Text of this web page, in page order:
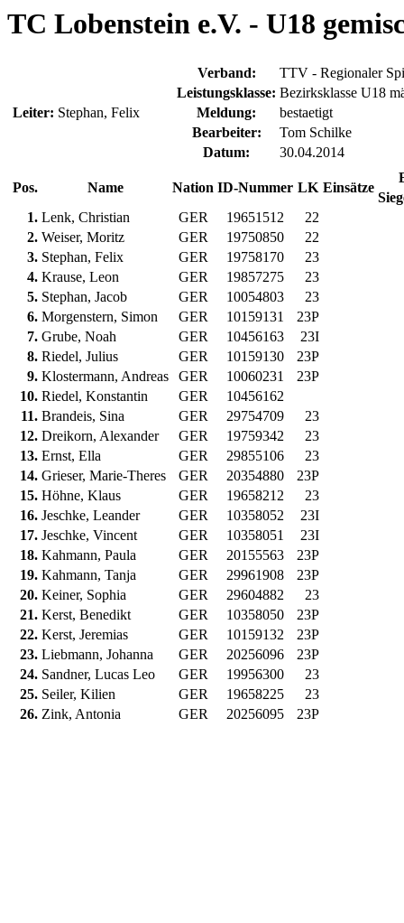
TC Lobenstein e.V. - U18
Leiter: Stephan, Felix
Verband:
TTV - Regionaler
Leistungsklasse: Bezirksklasse U18
Meldung:
bestaetigt
Bearbeiter:
Tom Schilke
Datum:
30.04.2014
Pos. Name Nation ID-Nummer LK Einsätze
1. Lenk, Christian GER 19651512
22
2. Weiser, Moritz GER 19750850
22
3. Stephan, Felix GER 19758170
23
4. Krause, Leon GER 19857275
23
5. Stephan, Jacob GER 10054803
23
6. Morgenstern, Simon GER 10159131
23P
7. Grube, Noah GER 10456163
23I
8. Riedel, Julius GER 10159130
23P
9. Klostermann, Andreas GER 10060231
23P
10. Riedel, Konstantin GER
10456162
11. Brandeis, Sina GER 29754709
23
12. Dreikorn, Alexander GER 19759342
23
13. Ernst, Ella GER 29855106
23
14. Grieser, Marie-Theres GER 20354880
23P
15. Höhne, Klaus GER 19658212
23
16. Jeschke, Leander GER 10358052
23I
17. Jeschke, Vincent GER 10358051
23I
18. Kahmann, Paula GER 20155563
23P
19. Kahmann, Tanja GER 29961908
23P
20. Keiner, Sophia GER 29604882
23
21. Kerst, Benedikt GER 10358050
23P
22. Kerst, Jeremias GER 10159132
23P
23. Liebmann, Johanna GER 20256096
23P
24. Sandner, Lucas Leo GER 19956300
23
25. Seiler, Kilien GER 19658225
23
26. Zink, Antonia GER 20256095 23P